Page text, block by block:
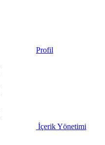
Profil
İçerik Yönetimi